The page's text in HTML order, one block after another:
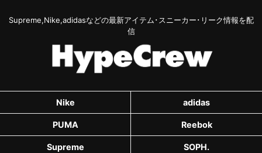
Supreme,Nike,adidasなどの最新アイテム･スニーカー･リーク情報を配
信
Nike adidas
PUMA Reebok
Supreme SOPH.